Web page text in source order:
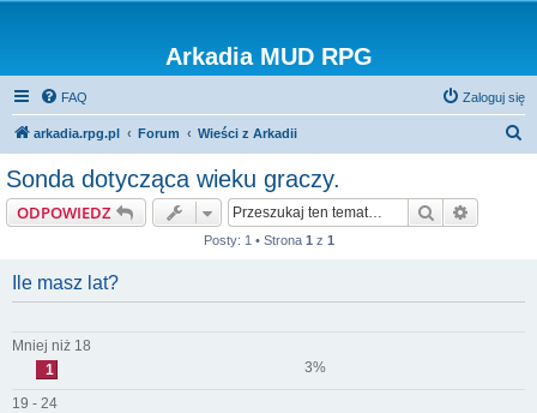
Arkadia MUD RPG
FAQ Zaloguj się
arkadia.rpg.pl Forum Wieści z Arkadii
Sonda dotycząca wieku graczy.
ODPOWIEDZ Szukaj
Posty: 1 • Strona 1 z 1
Ile masz lat?
Mniej niż 18
1
3%
19 - 24